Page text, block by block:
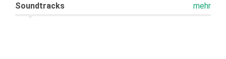
mehr
Soundtracks